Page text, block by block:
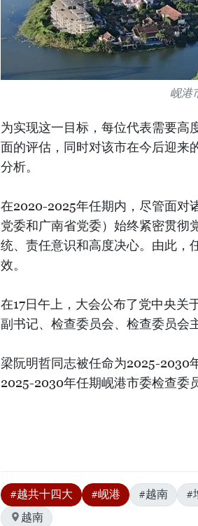
岘港
为实现这一目标，每位代表需要高
面的评估，同时对该市在今后迎来
分析。
在2020-2025年任期内，尽管面对
党委和广南省党委）始终紧密贯彻
统、责任意识和高度决心。由此，
效。
在17日午上，大会公布了党中央关
副书记、检查委员会、检查委员会
梁阮明哲同志被任命为2025-2030
2025-2030年任期岘港市委检查委
#越共十四大 #岘港 #越南 #
越南